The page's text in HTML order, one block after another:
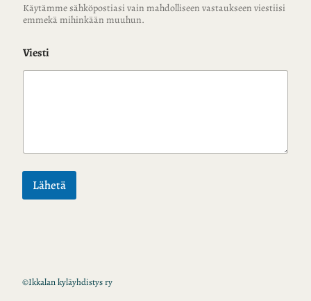
Käytämme sähköpostiasi vain mahdolliseen vastaukseen viestiisi
emmekä mihinkään muuhun.
Viesti
Lähetä
©Ikkalan kyläyhdistys ry